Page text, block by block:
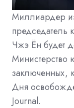
Миллиардер
председатель
Чжэ Ён будет
Министерство
заключенных,
Дня
Journal.